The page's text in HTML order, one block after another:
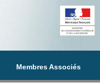
Membres Associés